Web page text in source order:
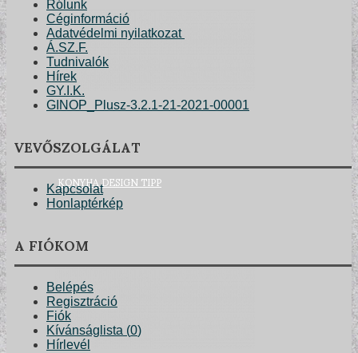
KONYHA DESIGN TIPP
Rólunk
Céginformáció
Adatvédelmi nyilatkozat
Á.SZ.F.
Tudnivalók
Hírek
GY.I.K.
GINOP_Plusz-3.2.1-21-2021-00001
VEVŐSZOLGÁLAT
Kapcsolat
Honlaptérkép
A FIÓKOM
Belépés
Regisztráció
Fiók
Kívánságlista (0)
Hírlevél